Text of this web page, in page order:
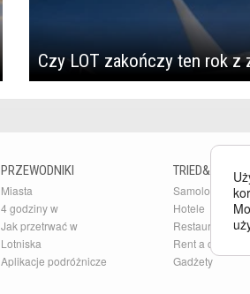
Czy LOT zakończy ten rok z
PRZEWODNIKI
Miasta
4 godziny w
Jak przetrwać w
Lotniska
Aplikacje podróżnicze
TRIED&TESTED
Samoloty
Hotele
Restauracje
Rent a car
Gadżety